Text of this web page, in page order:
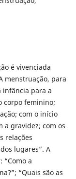
é vivenciada
menstruação, para
infância para a
corpo feminino;
com o início
a gravidez; com os
relações
lugares”. A
a
“Quais são as